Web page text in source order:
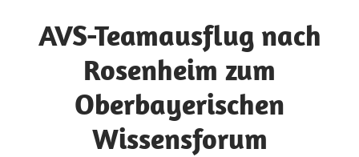
AVS-Teamausflug nach
Rosenheim zum
Oberbayerischen
Wissensforum